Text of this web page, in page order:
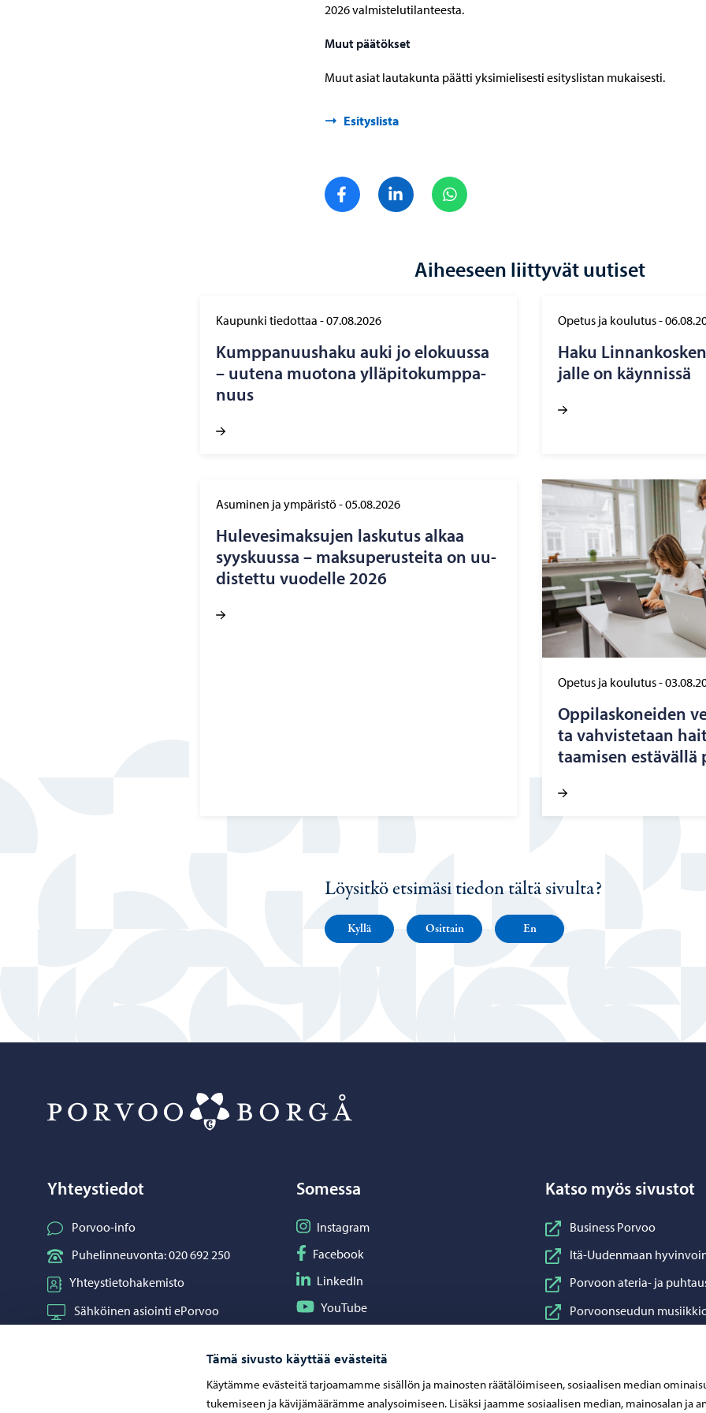
Tämä sivusto käyttää evästeitä
Käytämme evästeitä tarjoamamme sisällön ja mainosten räätälöimiseen, sosiaalisen median
tukemiseen ja kävijämäärämme analysoimiseen. Lisäksi jaamme sosiaalisen median, mainosalan ja
2026 valmistelutilanteesta.
Muut päätökset
Muut asiat lautakunta päätti yksimielisesti esityslistan mukaisesti.
Esityslista
Jaa FacebookJaa LinkedIn
Aiheeseen liittyvät uutiset
Kaupunki tiedottaa -07.08.2026
Kump­pa­nuus­ha­ku auki jo elo­kuus­sa
– uu­te­na muo­to­na yl­lä­pi­to­kump­pa­
nuus
Opetus ja koulutus-
Haku
jal­le on käyn­nis­sä
Asuminen ja ympäristö-05.08.2026
Hu­le­ve­si­mak­su­jen las­ku­tus alkaa
syys­kuus­sa – mak­su­pe­rus­tei­ta on uu­
dis­tet­tu vuo­del­le 2026
Opetus ja koulutus-
Op­pi­las­ko­nei­den
ta vah­vis­te­taan
taa­mi­sen es­tä­väl­lä
Löysitkö etsimäsi tiedon tältä sivulta?
Kyllä Osittain En
Yhteystiedot
Porvoo-info
Puhelinneuvonta: 020 692 250
Yhteystietohakemisto
Sähköinen asiointi ePorvoo
Somessa
Seuraa Instagram
Instagram
Seuraa Facebook
Facebook
Seuraa LinkedIn
LinkedIn
Seuraa YouTube
YouTube
Katso myös sivustot
Business Porvoo
Itä-Uudenmaan
Porvoon ateria- ja
Porvoonseudun
Taidetehdas